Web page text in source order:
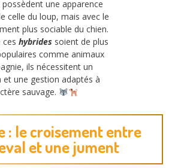
possèdent une apparence
celle du loup, mais avec le
plus sociable du chien.
ces hybrides soient de plus
comme animaux
ils nécessitent un
et une gestion adaptés à
sauvage.
: le croisement entre
et une jument